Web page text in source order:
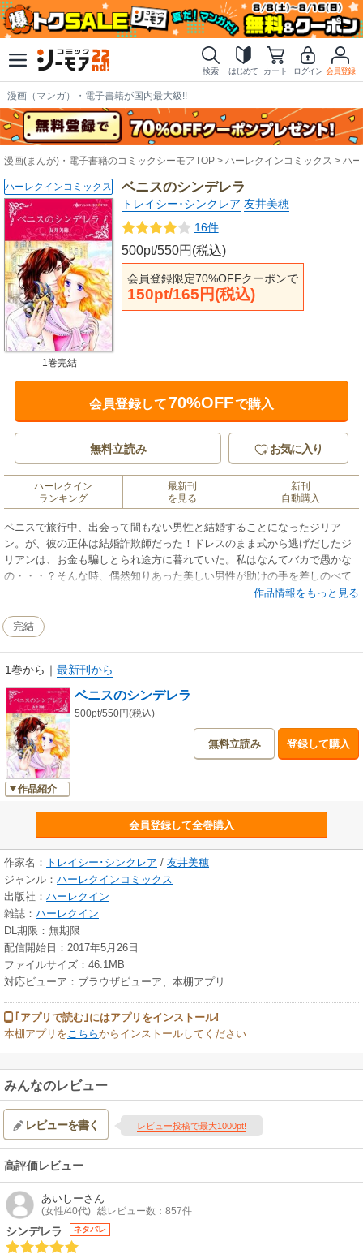
検索 はじめて カート ログイン 会員登録
漫画（マンガ）・電子書籍が国内最大級!!
漫画(まんが)・電子書籍のコミックシーモアTOP ハーレクインコミックス ハ
ベニスのシンデレラ
トレイシー･シンクレア 友井美穂
16件
500pt/550円(税込)
会員登録限定70%OFFクーポンで
150pt/165円(税込)
ハーレクインコミックス
1巻完結
会員登録して70%OFFで購入
無料立読み お気に入り
ハーレクイン
ランキング
最新刊
を見る
新刊
自動購入
ベニスで旅行中、出会って間もない男性と結婚することになったジリア
ン。が、彼の正体は結婚詐欺師だった！ドレスのまま式から逃げだしたジ
リアンは、お金も騙しとられ途方に暮れていた。私はなんてバカで愚かな
の・・・？そんな時、偶然知りあった美しい男性が助けの手を差しのべて
くれ、彼の家に招待される。ここは宮殿？私はどこに迷いこんでしまった
て働くことになり――。
作品情報をもっと見る
完結
1巻から ｜ 最新刊から
作品紹介
ベニスのシンデレラ
500pt/550円(税込)
無料立読み 登録して購入
会員登録して全巻購入
作家名： トレイシー･シンクレア / 友井美穂
ジャンル： ハーレクインコミックス
出版社： ハーレクイン
雑誌： ハーレクイン
DL期限：無期限
配信開始日：2017年5月26日
ファイルサイズ：46.1MB
対応ビューア：ブラウザビューア、本棚アプリ
｢アプリで読む｣にはアプリをインストール!
本棚アプリをこちらからインストールしてください
みんなのレビュー
レビューを書く レビュー投稿で最大1000pt!
高評価レビュー
あいしーさん
(女性/40代) 総レビュー数：857件
シンデレラ ネタバレ